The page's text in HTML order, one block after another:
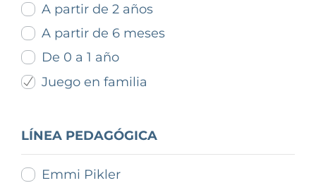
A partir de 2 años
A partir de 6 meses
De 0 a 1 año
Juego en familia
LÍNEA PEDAGÓGICA
Emmi Pikler